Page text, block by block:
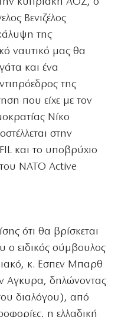
Βενιζέλος
της
ναυτικό μας θα
και ένα
της
που είχε με τον
Νίκο
στην
και το υποβρύχιο
του ΝΑΤΟ Active
ότι θα βρίσκεται
ο ειδικός σύμβουλος
κ. Εσπεν Μπαρθ
Αγκυρα, δηλώνοντας
διαλόγου), από
η ελλαδική